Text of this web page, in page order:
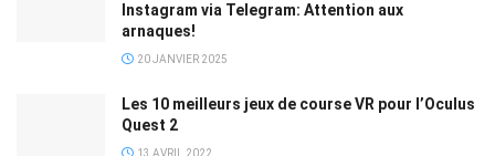
Instagram via Telegram: Attention aux
arnaques!
20 JANVIER 2025
Les 10 meilleurs jeux de course VR pour l’Oculus
Quest 2
13 AVRIL 2022